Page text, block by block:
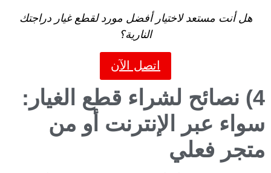
هل أنت مستعد لاختيار أفضل مورد لقطع غيار دراجتك
النارية؟
اتصل الآن
4) نصائح لشراء قطع الغيار:
سواء عبر الإنترنت أو من
متجر فعلي